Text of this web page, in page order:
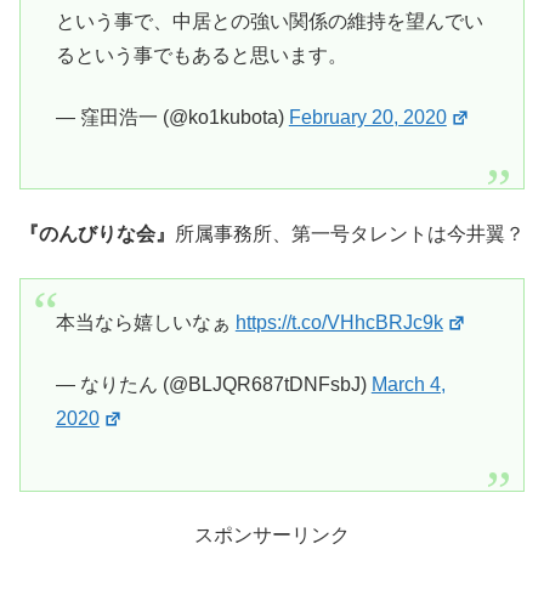
という事で、中居との強い関係の維持を望んでい
るという事でもあると思います。
— 窪田浩一 (@ko1kubota) February 20, 2020
『のんびりな会』 所属事務所、第一号タレントは今井翼？
本当なら嬉しいなぁ https://t.co/VHhcBRJc9k
— なりたん (@BLJQR687tDNFsbJ) March 4,
2020
スポンサーリンク